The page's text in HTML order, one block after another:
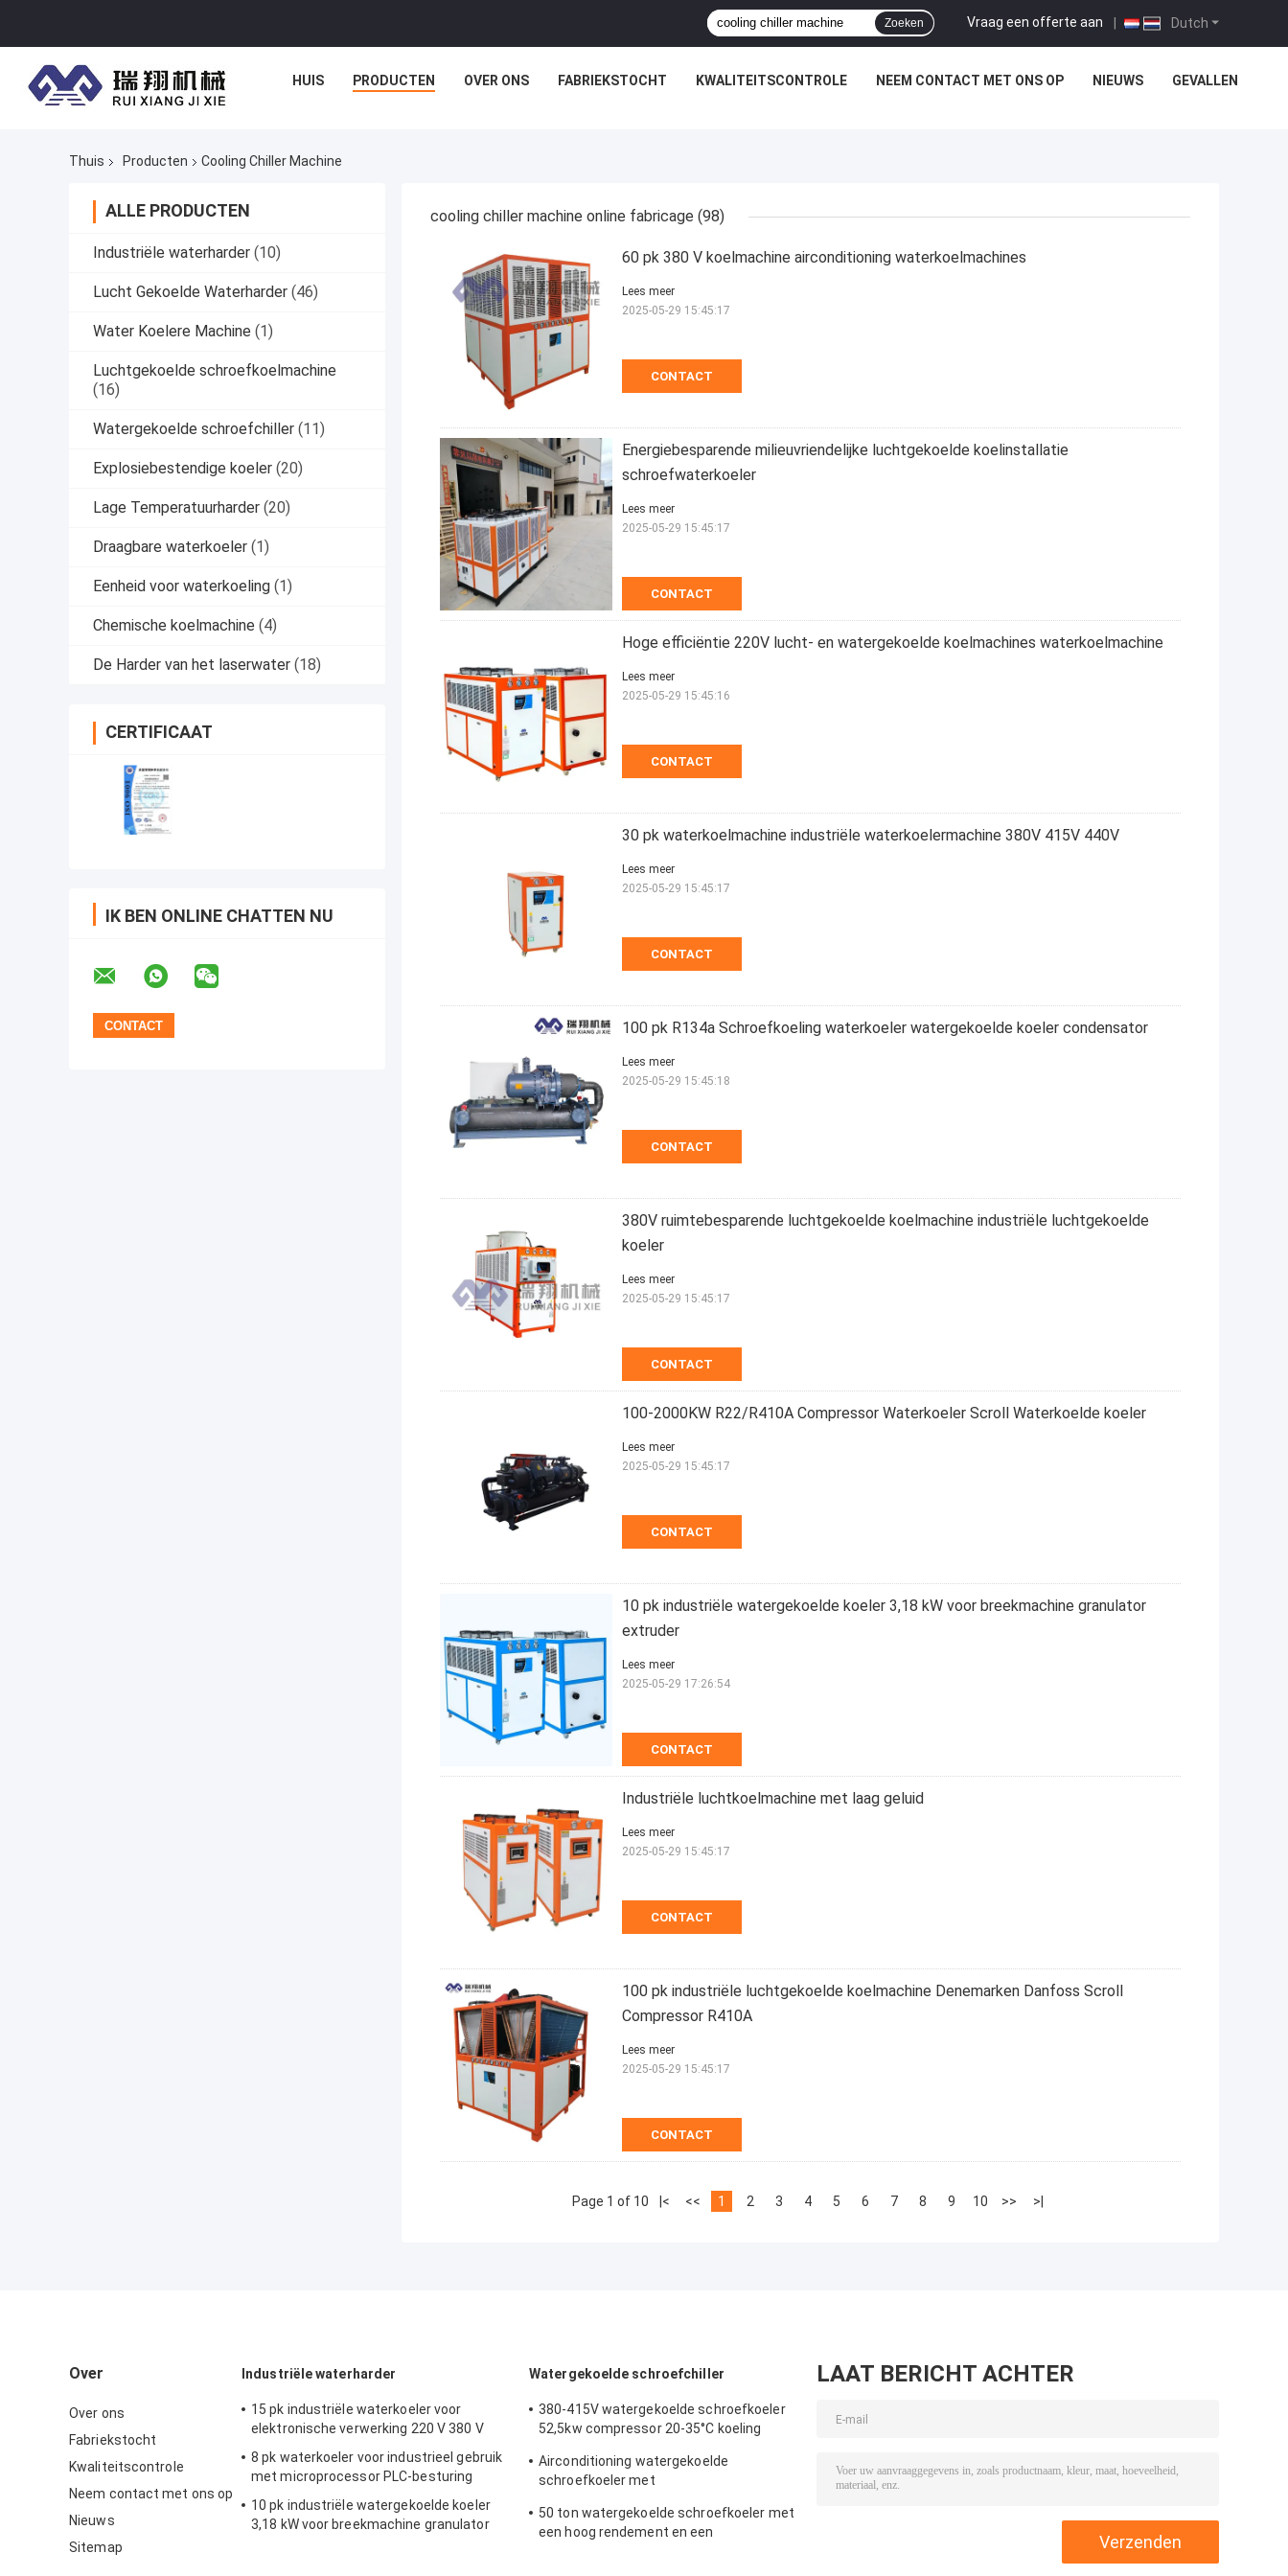
Dutch
Vraag een offerte aan |
Zoeken
HUIS PRODUCTEN OVER ONS FABRIEKSTOCHT KWALITEITSCONTROLE NEEM CONTACT MET ONS OP NIEUWS GEVALLEN
Thuis Producten Cooling Chiller Machine
ALLE PRODUCTEN
Industriële waterharder (10)
Lucht Gekoelde Waterharder (46)
Water Koelere Machine (1)
Luchtgekoelde schroefkoelmachine
(16)
Watergekoelde schroefchiller (11)
Explosiebestendige koeler (20)
Lage Temperatuurharder (20)
Draagbare waterkoeler (1)
Eenheid voor waterkoeling (1)
Chemische koelmachine (4)
De Harder van het laserwater (18)
CERTIFICAAT
IK BEN ONLINE CHATTEN NU
cooling chiller machine online fabricage (98)
60 pk 380 V koelmachine airconditioning waterkoelmachines
CONTACT
Lees meer
2025-05-29 15:45:17
Energiebesparende milieuvriendelijke luchtgekoelde koelinstallatie
schroefwaterkoeler
CONTACT
Lees meer
2025-05-29 15:45:17
Hoge efficiëntie 220V lucht- en watergekoelde koelmachines waterkoelmachine
CONTACT
Lees meer
2025-05-29 15:45:16
30 pk waterkoelmachine industriële waterkoelermachine 380V 415V 440V
CONTACT
Lees meer
2025-05-29 15:45:17
100 pk R134a Schroefkoeling waterkoeler watergekoelde koeler condensator
CONTACT
Lees meer
2025-05-29 15:45:18
380V ruimtebesparende luchtgekoelde koelmachine industriële luchtgekoelde
koeler
CONTACT
Lees meer
2025-05-29 15:45:17
100-2000KW R22/R410A Compressor Waterkoeler Scroll Waterkoelde koeler
CONTACT
Lees meer
2025-05-29 15:45:17
10 pk industriële watergekoelde koeler 3,18 kW voor breekmachine granulator
extruder
CONTACT
Lees meer
2025-05-29 17:26:54
Industriële luchtkoelmachine met laag geluid
CONTACT
Lees meer
2025-05-29 15:45:17
100 pk industriële luchtgekoelde koelmachine Denemarken Danfoss Scroll
Compressor R410A
CONTACT
Lees meer
2025-05-29 15:45:17
Page 1 of 10 |< << 1 2 3 4 5 6 7 8 9 10 >> >|
Over
Over ons
Fabriekstocht
Kwaliteitscontrole
Neem contact met ons op
Nieuws
Sitemap
Industriële waterharder
15 pk industriële waterkoeler voor
elektronische verwerking 220 V 380 V
8 pk waterkoeler voor industrieel gebruik
met microprocessor PLC-besturing
10 pk industriële watergekoelde koeler
3,18 kW voor breekmachine granulator
Watergekoelde schroefchiller
380-415V watergekoelde schroefkoeler
52,5kw compressor 20-35°C koeling
Airconditioning watergekoelde
schroefkoeler met
50 ton watergekoelde schroefkoeler met
een hoog rendement en een
LAAT BERICHT ACHTER